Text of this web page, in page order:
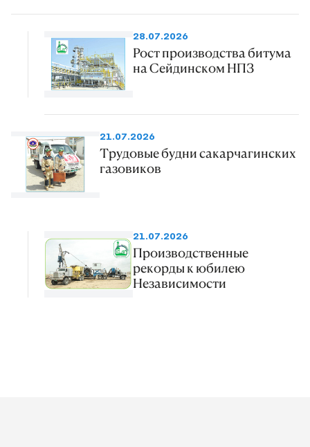
28.07.2026
Рост производства битума
на Сейдинском НПЗ
21.07.2026
Трудовые будни сакарчагинских
газовиков
21.07.2026
Производственные
рекорды к юбилею
Независимости